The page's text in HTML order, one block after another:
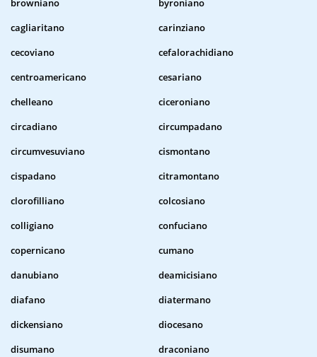
browniano
byroniano
cagliaritano
carinziano
cecoviano
cefalorachidiano
centroamericano
cesariano
chelleano
ciceroniano
circadiano
circumpadano
circumvesuviano
cismontano
cispadano
citramontano
clorofilliano
colcosiano
colligiano
confuciano
copernicano
cumano
danubiano
deamicisiano
diafano
diatermano
dickensiano
diocesano
disumano
draconiano